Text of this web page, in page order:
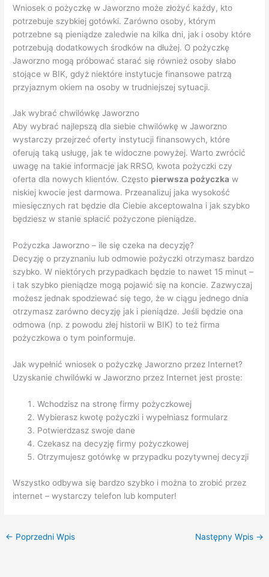
Wniosek o pożyczkę w Jaworzno może złożyć każdy, kto
potrzebuje szybkiej gotówki. Zarówno osoby, którym
potrzebne są pieniądze zaledwie na kilka dni, jak i osoby które
potrzebują dodatkowych środków na dłużej. O pożyczkę
Jaworzno mogą próbować starać się również osoby słabo
stojące w BIK, gdyż niektóre instytucje finansowe patrzą
przyjaznym okiem na osoby w trudniejszej sytuacji.
Jak wybrać chwilówkę Jaworzno
Aby wybrać najlepszą dla siebie chwilówkę w Jaworzno
wystarczy przejrzeć oferty instytucji finansowych, które
oferują taką usługę, jak te widoczne powyżej. Warto zwrócić
uwagę na takie informacje jak RRSO, kwota pożyczki czy
oferta dla nowych klientów. Często pierwsza pożyczka w
niskiej kwocie jest darmowa. Przeanalizuj jaka wysokość
miesięcznych rat będzie dla Ciebie akceptowalna i jak szybko
będziesz w stanie spłacić pożyczone pieniądze.
Pożyczka Jaworzno – ile się czeka na decyzję?
Decyzję o przyznaniu lub odmowie pożyczki otrzymasz bardzo
szybko. W niektórych przypadkach będzie to nawet 15 minut –
i tak szybko pieniądze mogą pojawić się na koncie. Zazwyczaj
możesz jednak spodziewać się tego, że w ciągu jednego dnia
otrzymasz zarówno decyzję jak i pieniądze. Jeśli będzie ona
odmowa (np. z powodu złej historii w BIK) to też firma
pożyczkowa o tym poinformuje.
Jak wypełnić wniosek o pożyczkę Jaworzno przez Internet?
Uzyskanie chwilówki w Jaworzno przez Internet jest proste:
Wchodzisz na stronę firmy pożyczkowej
Wybierasz kwotę pożyczki i wypełniasz formularz
Potwierdzasz swoje dane
Czekasz na decyzję firmy pożyczkowej
Otrzymujesz gotówkę w przypadku pozytywnej decyzji
Wszystko odbywa się bardzo szybko i można to zrobić przez
internet – wystarczy telefon lub komputer!
← Poprzedni Wpis Następny Wpis →